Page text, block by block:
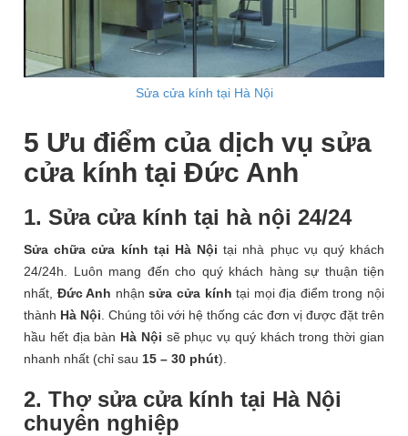
Sửa cửa kính tại Hà Nội
5 Ưu điểm của dịch vụ sửa
cửa kính tại Đức Anh
1. Sửa cửa kính tại hà nội 24/24
Sửa chữa cửa kính tại Hà Nội tại nhà phục vụ quý khách
24/24h. Luôn mang đến cho quý khách hàng sự thuận tiện
nhất, Đức Anh nhận sửa cửa kính tại mọi địa điểm trong nội
thành Hà Nội . Chúng tôi với hệ thống các đơn vị được đặt trên
hầu hết địa bàn Hà Nội sẽ phục vụ quý khách trong thời gian
nhanh nhất (chỉ sau 15 – 30 phút).
2. Thợ sửa cửa kính tại Hà Nội
chuyên nghiệp